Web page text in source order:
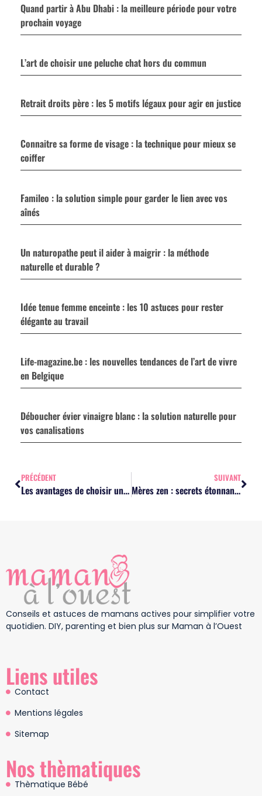
Quand partir à Abu Dhabi : la meilleure période pour votre
prochain voyage
L’art de choisir une peluche chat hors du commun
Retrait droits père : les 5 motifs légaux pour agir en justice
Connaitre sa forme de visage : la technique pour mieux se
coiffer
Famileo : la solution simple pour garder le lien avec vos
aînés
Un naturopathe peut il aider à maigrir : la méthode
naturelle et durable ?
Idée tenue femme enceinte : les 10 astuces pour rester
élégante au travail
Life-magazine.be : les nouvelles tendances de l’art de vivre
en Belgique
Déboucher évier vinaigre blanc : la solution naturelle pour
vos canalisations
PRÉCÉDENT
Les avantages de choisir un miel de qualité
SUIVANT
Mères zen : secrets étonnants pour apaiser le stress parental quotidien
Conseils et astuces de mamans actives pour simplifier votre
quotidien. DIY, parenting et bien plus sur Maman à l’Ouest
Liens utiles
Contact
Mentions légales
Sitemap
Nos thèmatiques
Thèmatique Bébé